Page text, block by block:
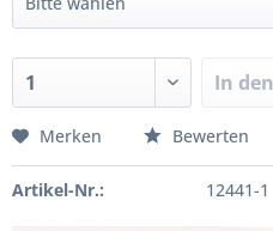
In den
Merken Bewerten
Artikel-Nr.: 12441-1